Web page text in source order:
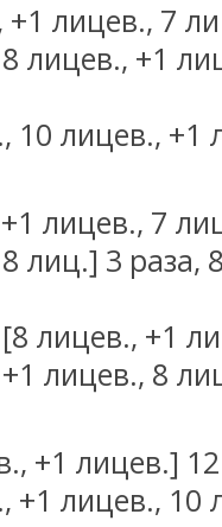
лицев., 7
лицев., +1
10 лицев., +1
лицев., 7
лиц.] 3 раза,
лицев., +1
лицев., 8
+1 лицев.]
+1 лицев., 10